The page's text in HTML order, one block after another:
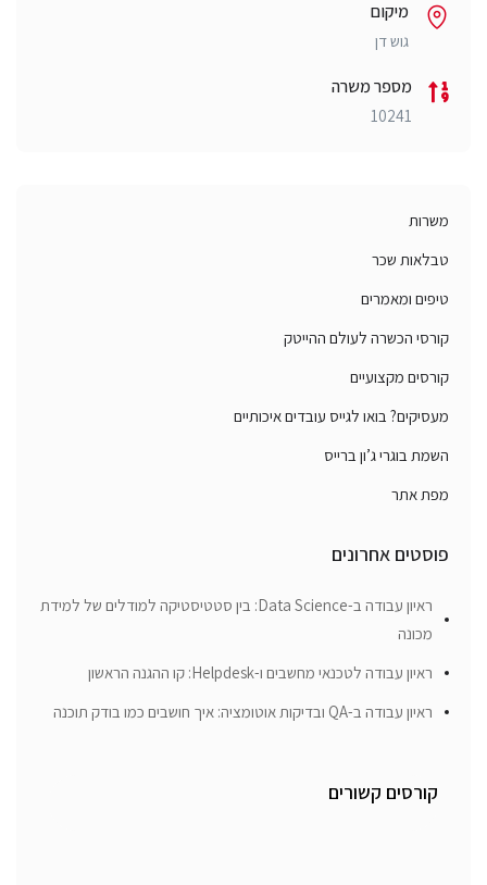
מיקום
גוש דן
מספר משרה
10241
משרות
טבלאות שכר
טיפים ומאמרים
קורסי הכשרה לעולם ההייטק
קורסים מקצועיים
מעסיקים? בואו לגייס עובדים איכותיים
השמת בוגרי ג’ון ברייס
מפת אתר
פוסטים אחרונים
ראיון עבודה ב-Data Science: בין סטטיסטיקה למודלים של למידת
מכונה
ראיון עבודה לטכנאי מחשבים ו-Helpdesk: קו ההגנה הראשון
ראיון עבודה ב-QA ובדיקות אוטומציה: איך חושבים כמו בודק תוכנה
קורסים קשורים